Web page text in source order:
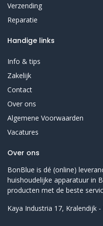
Verzending
Reparatie
Handige links
Info & tips
Zakelijk
Contact
Over ons
Algemene Voorwaarden
Vacatures
Over ons
BonBlue is dé (online)
huishoudelijke apparatuur in
producten met de beste
Kaya Industria 17, Kralendijk